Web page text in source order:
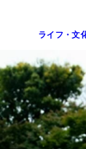
ライフ・文